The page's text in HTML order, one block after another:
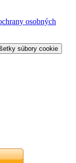
osobných
súbory cookie